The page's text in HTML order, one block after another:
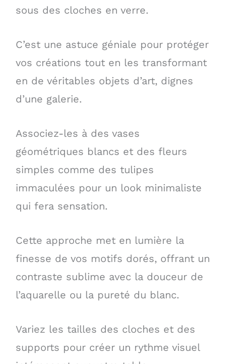
sous des cloches en verre.
C’est une astuce géniale pour protéger
vos créations tout en les transformant
en de véritables objets d’art, dignes
d’une galerie.
Associez-les à des vases
géométriques blancs et des fleurs
simples comme des tulipes
immaculées pour un look minimaliste
qui fera sensation.
Cette approche met en lumière la
finesse de vos motifs dorés, offrant un
contraste sublime avec la douceur de
l’aquarelle ou la pureté du blanc.
Variez les tailles des cloches et des
supports pour créer un rythme visuel